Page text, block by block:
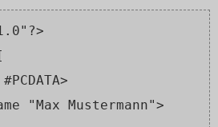
"Max Mustermann">